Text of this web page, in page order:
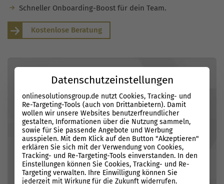
Schneller Onboarding-Boost für dein Team.
Kostenlose Beratung
Datenschutzeinstellungen
onlinesolutionsgroup.de nutzt Cookies, Tracking- und
Re-Targeting-Tools (auch von Drittanbietern). Damit
wollen wir unsere Websites benutzerfreundlicher
gestalten, Informationen über die Nutzung sammeln,
sowie für Sie passende Angebote und Werbung
ausspielen. Mit dem Klick auf den Button "Akzeptieren"
erklären Sie sich mit der Verwendung von Cookies,
Tracking- und Re-Targeting-Tools einverstanden. In den
Einstellungen können Sie Cookies, Tracking- und Re-
Targeting verwalten. Ihre Einwilligung können Sie
jederzeit mit Wirkung für die Zukunft widerrufen.